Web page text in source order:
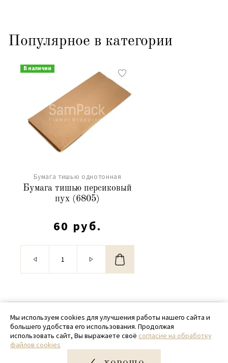
Популярное в категории
В наличии
Бумага тишью однотонная
Бумага тишью персиковый
пух (6805)
60 руб.
© 2020 - 2026 SamPack
+ 7 (918) 699-97-87
zakaz@sampack.store
Мы используем cookies для улучшения работы нашего сайта и
большего удобства его использования. Продолжая
использовать сайт, Вы выражаете своё согласие на обработку
файлов cookies